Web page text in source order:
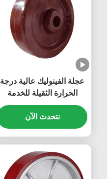
عجلة الفينوليك عالية درجة
الحرارة الثقيلة للخدمة
الصناعية غير الموصلة
الصناعية 300 درجة
نتحدث الآن